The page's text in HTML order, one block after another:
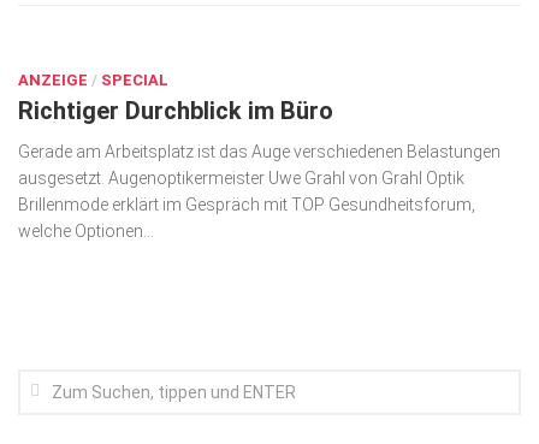
Orthopädie
Schönheit & Wohlbefinden
Special
Wirtschaft, Recht, Finanzen
Sehen
ANZEIGE / SPECIAL
Richtiger Durchblick im Büro
Gerade am Arbeitsplatz ist das Auge verschiedenen Belastungen
ausgesetzt. Augenoptikermeister Uwe Grahl von Grahl Optik
Brillenmode erklärt im Gespräch mit TOP Gesundheitsforum,
welche Optionen...